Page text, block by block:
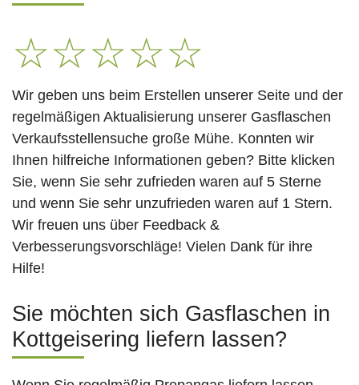
☆☆☆☆☆
Wir geben uns beim Erstellen unserer Seite und der
regelmäßigen Aktualisierung unserer Gasflaschen
Verkaufsstellensuche große Mühe. Konnten wir
Ihnen hilfreiche Informationen geben? Bitte klicken
Sie, wenn Sie sehr zufrieden waren auf 5 Sterne
und wenn Sie sehr unzufrieden waren auf 1 Stern.
Wir freuen uns über Feedback &
Verbesserungsvorschläge! Vielen Dank für ihre
Hilfe!
Sie möchten sich Gasflaschen in
Kottgeisering liefern lassen?